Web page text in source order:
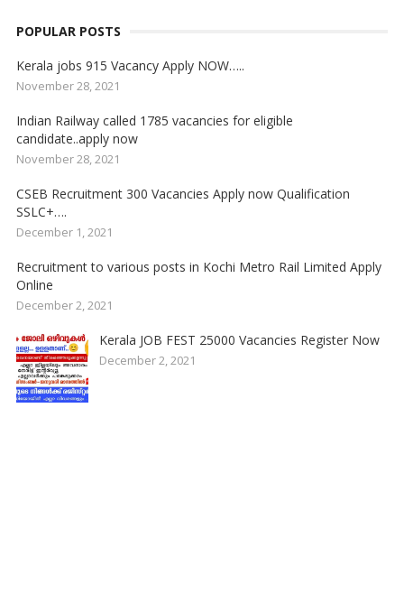
POPULAR POSTS
Kerala jobs 915 Vacancy Apply NOW…..
November 28, 2021
Indian Railway called 1785 vacancies for eligible
candidate..apply now
November 28, 2021
CSEB Recruitment 300 Vacancies Apply now Qualification
SSLC+….
December 1, 2021
Recruitment to various posts in Kochi Metro Rail Limited Apply
Online
December 2, 2021
Kerala JOB FEST 25000 Vacancies Register Now
December 2, 2021